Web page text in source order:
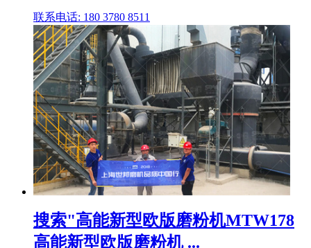
联系电话: 180 3780 8511
搜索"高能新型欧版磨粉机MTW178
高能新型欧版磨粉机 ...